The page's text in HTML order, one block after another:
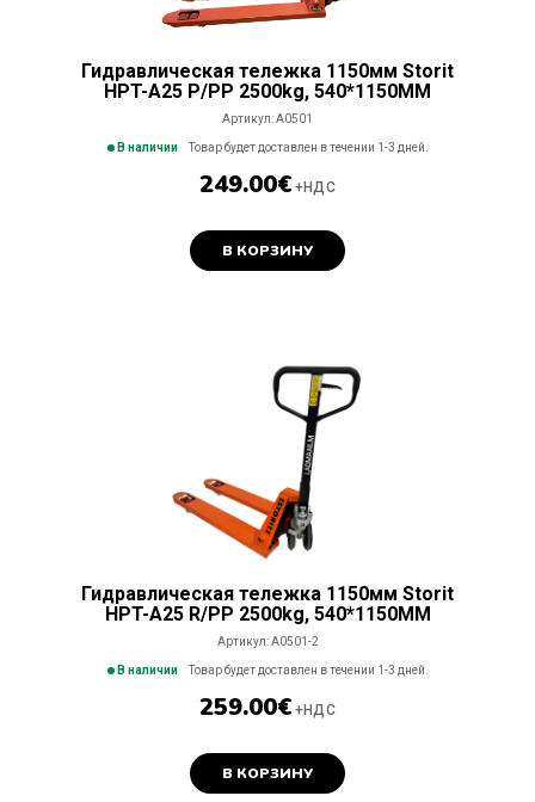
Гидравлическая тележка 1150мм Storit
HPT-A25 P/PP 2500kg, 540*1150MM
Артикул:A0501
В наличии Товар будет доставлен в течении 1-3 дней.
249.00€ +НДС
В КОРЗИНУ
Гидравлическая тележка 1150мм Storit
HPT-A25 R/PP 2500kg, 540*1150MM
Артикул:A0501-2
В наличии Товар будет доставлен в течении 1-3 дней.
259.00€ +НДС
В КОРЗИНУ